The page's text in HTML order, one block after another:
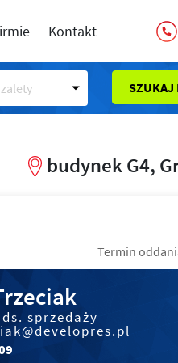
Kontakt
SZUKAJ
budynek G4,
Termin
sprzedaży